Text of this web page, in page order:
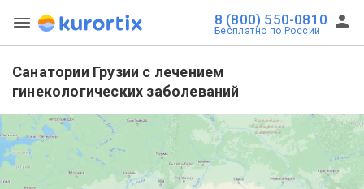
8 (800) 550-0810
Бесплатно по России
Санатории Грузии с лечением
гинекологических заболеваний